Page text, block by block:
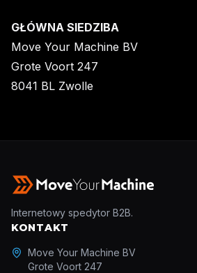
GŁÓWNA SIEDZIBA
Move Your Machine BV
Grote Voort 247
8041 BL Zwolle
Internetowy spedytor B2B.
KONTAKT
Move Your Machine BV
Grote Voort 247